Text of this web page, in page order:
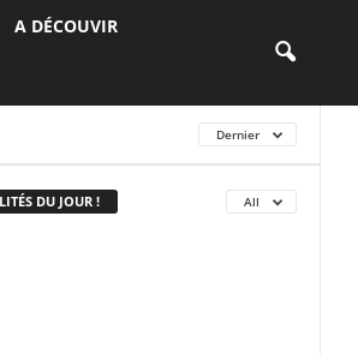
A DÉCOUVIR
Dernier
DU JOUR ! All